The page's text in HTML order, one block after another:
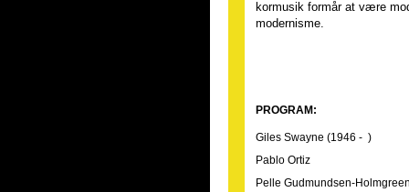
kormusik formår at være
modernisme.
PROGRAM:
Giles Swayne (1946 - )
Pablo Ortiz
Pelle Gudmundsen-